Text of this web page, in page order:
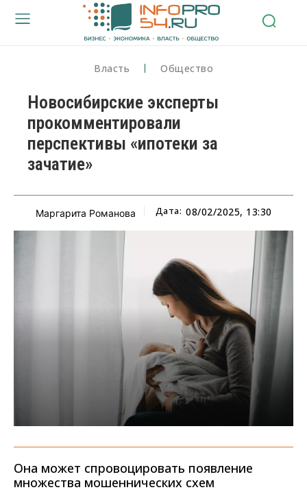
Власть Общество
Новосибирские эксперты
прокомментировали
перспективы «ипотеки за
зачатие»
Маргарита Романова Дата: 08/02/2025, 13:30
Она может спровоцировать появление
множества мошеннических схем